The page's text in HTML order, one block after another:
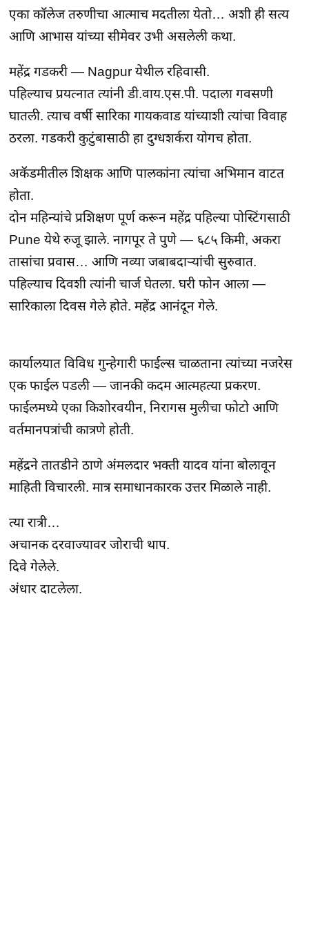
एका कॉलेज तरुणीचा आत्माच मदतीला येतो… अशी ही सत्य
आणि आभास यांच्या सीमेवर उभी असलेली कथा.
महेंद्र गडकरी — Nagpur येथील रहिवासी.
पहिल्याच प्रयत्नात त्यांनी डी.वाय.एस.पी. पदाला गवसणी
घातली. त्याच वर्षी सारिका गायकवाड यांच्याशी त्यांचा विवाह
ठरला. गडकरी कुटुंबासाठी हा दुग्धशर्करा योगच होता.
अकॅडमीतील शिक्षक आणि पालकांना त्यांचा अभिमान वाटत
होता.
दोन महिन्यांचे प्रशिक्षण पूर्ण करून महेंद्र पहिल्या पोस्टिंगसाठी
Pune येथे रुजू झाले. नागपूर ते पुणे — ६८५ किमी, अकरा
तासांचा प्रवास… आणि नव्या जबाबदाऱ्यांची सुरुवात.
पहिल्याच दिवशी त्यांनी चार्ज घेतला. घरी फोन आला —
सारिकाला दिवस गेले होते. महेंद्र आनंदून गेले.
कार्यालयात विविध गुन्हेगारी फाईल्स चाळताना त्यांच्या नजरेस
एक फाईल पडली — जानकी कदम आत्महत्या प्रकरण.
फाईलमध्ये एका किशोरवयीन, निरागस मुलीचा फोटो आणि
वर्तमानपत्रांची कात्रणे होती.
महेंद्रने तातडीने ठाणे अंमलदार भक्ती यादव यांना बोलावून
माहिती विचारली. मात्र समाधानकारक उत्तर मिळाले नाही.
त्या रात्री…
अचानक दरवाज्यावर जोराची थाप.
दिवे गेलेले.
अंधार दाटलेला.